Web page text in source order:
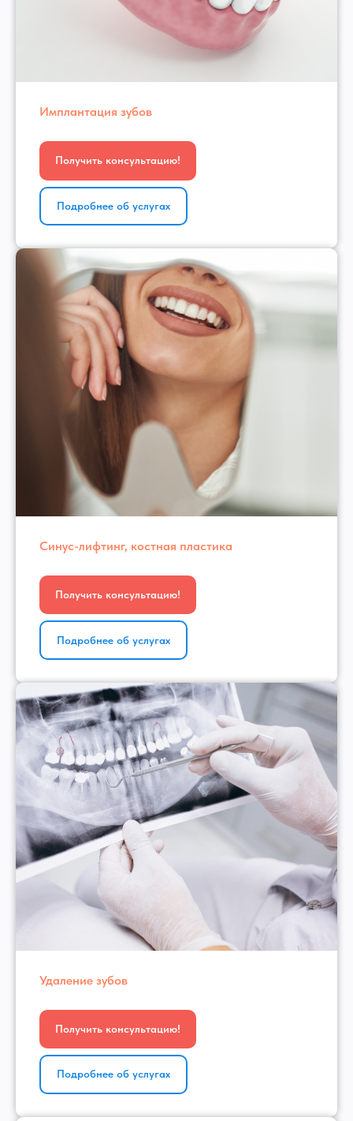
Имплантация зубов
Получить консультацию!
Подробнее об услугах
Cинус-лифтинг, костная пластика
Получить консультацию!
Подробнее об услугах
Удаление зубов
Получить консультацию!
Подробнее об услугах